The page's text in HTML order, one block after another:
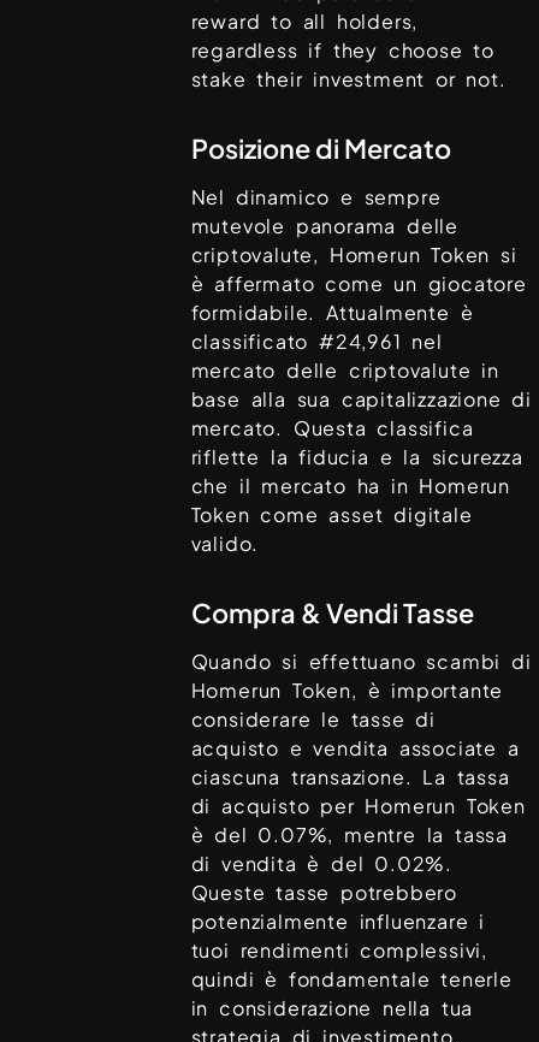
reward to all holders,
regardless if they choose to
stake their investment or not.
Posizione di Mercato
Nel dinamico e sempre
mutevole panorama delle
criptovalute, Homerun Token si
è affermato come un giocatore
formidabile. Attualmente è
classificato #24,961 nel
mercato delle criptovalute in
base alla sua capitalizzazione di
mercato. Questa classifica
riflette la fiducia e la sicurezza
che il mercato ha in Homerun
Token come asset digitale
valido.
Compra & Vendi Tasse
Quando si effettuano scambi di
Homerun Token, è importante
considerare le tasse di
acquisto e vendita associate a
ciascuna transazione. La tassa
di acquisto per Homerun Token
è del 0.07%, mentre la tassa
di vendita è del 0.02%.
Queste tasse potrebbero
potenzialmente influenzare i
tuoi rendimenti complessivi,
quindi è fondamentale tenerle
in considerazione nella tua